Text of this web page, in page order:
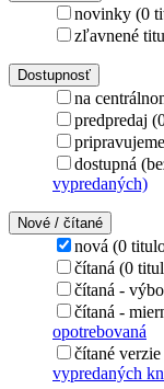
novinky (0
zľavnené
Dostupnosť
na
predpredaj
dostupná
vypredaných)
Nové / čítané
nová (0
čítaná (0
čítaná -
čítaná -
opotrebovaná
čítané
vypredaných